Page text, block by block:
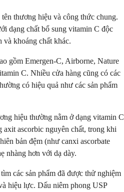
thương hiệu và công thức chung.
dạng chất bổ sung vitamin C độc
và khoáng chất khác.
gồm Emergen-C, Airborne, Nature
C. Nhiều cửa hàng cũng có các
có hiệu quả như các sản phẩm
hiệu thường nằm ở dạng vitamin C
axit ascorbic nguyên chất, trong khi
bản đệm (như canxi ascorbate
nhàng hơn với dạ dày.
các sản phẩm đã được thử nghiệm
hiệu lực. Dấu niêm phong USP